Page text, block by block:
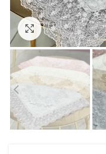
Click to enlarge